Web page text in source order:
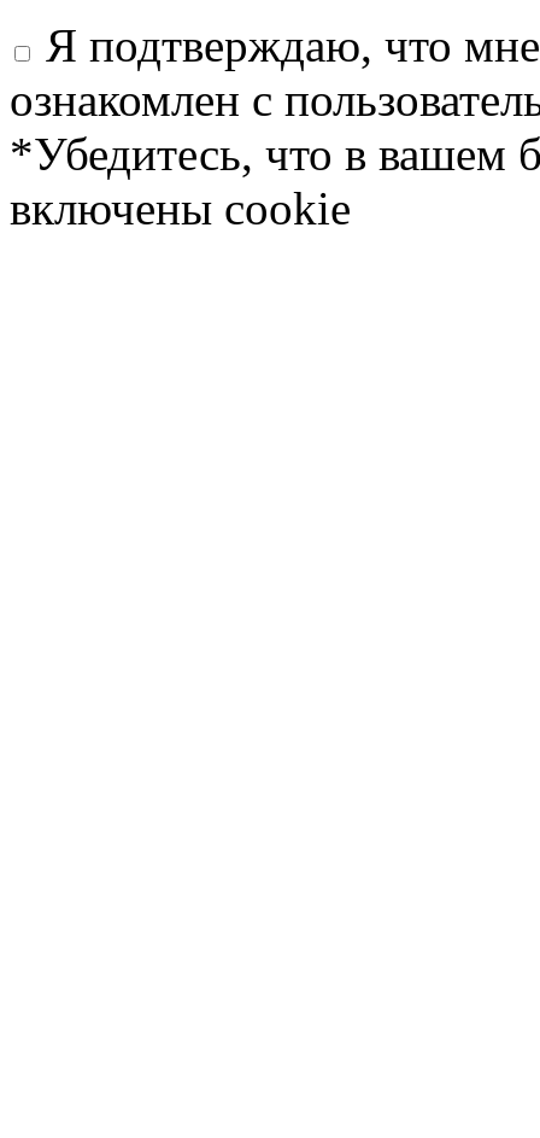
Я подтверждаю, что
ознакомлен с
*Убедитесь, что в вашем
включены cookie